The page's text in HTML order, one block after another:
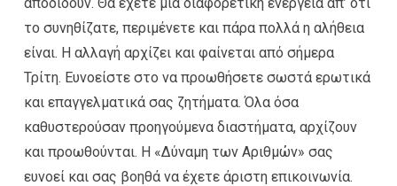
το συνηθίζατε, περιμένετε και πάρα πολλά η αλήθεια
είναι. Η αλλαγή αρχίζει και φαίνεται από σήμερα
Τρίτη. Ευνοείστε στο να προωθήσετε σωστά ερωτικά
και επαγγελματικά σας ζητήματα. Όλα όσα
καθυστερούσαν προηγούμενα διαστήματα, αρχίζουν
και προωθούνται. Η «Δύναμη των Αριθμών» σας
ευνοεί και σας βοηθά να έχετε άριστη επικοινωνία.